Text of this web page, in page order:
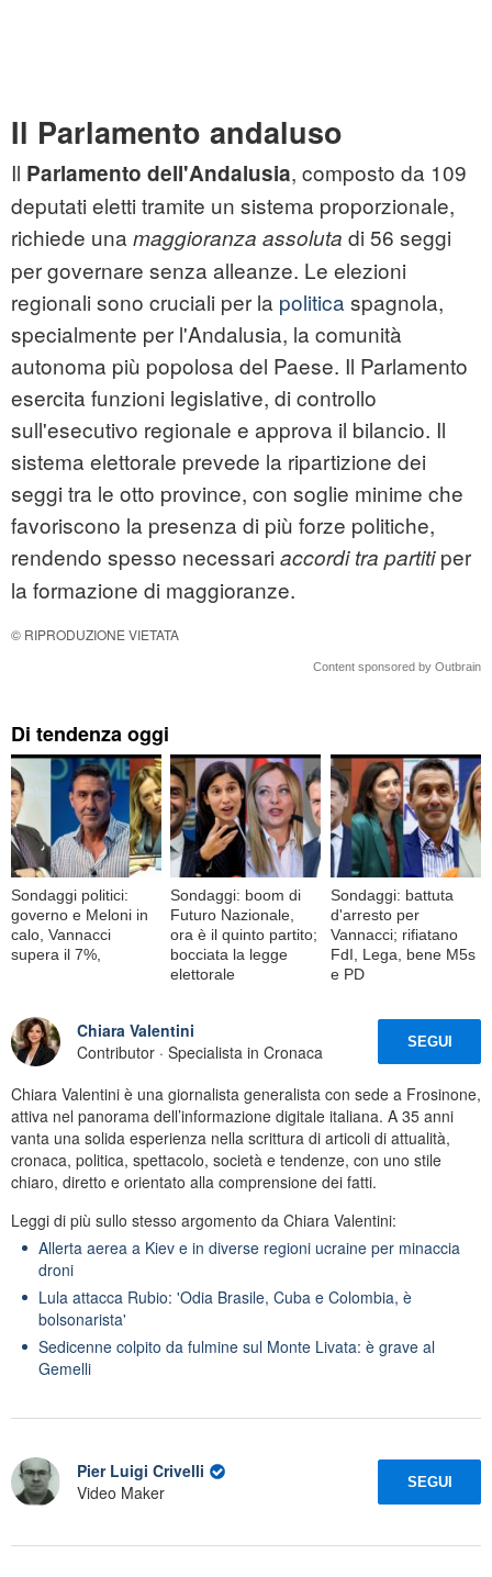
Il Parlamento andaluso
Il Parlamento dell'Andalusia, composto da 109
deputati eletti tramite un sistema proporzionale,
richiede una maggioranza assoluta di 56 seggi
per governare senza alleanze. Le elezioni
regionali sono cruciali per la politica spagnola,
specialmente per l'Andalusia, la comunità
autonoma più popolosa del Paese. Il Parlamento
esercita funzioni legislative, di controllo
sull'esecutivo regionale e approva il bilancio. Il
sistema elettorale prevede la ripartizione dei
seggi tra le otto province, con soglie minime che
favoriscono la presenza di più forze politiche,
rendendo spesso necessari accordi tra partitiper
la formazione di maggioranze.
© RIPRODUZIONE VIETATA
Content sponsored by Outbrain
Di tendenza oggi
Sondaggi politici:
governo e Meloni in
calo, Vannacci
supera il 7%,
Sondaggi: boom di
Futuro Nazionale,
ora è il quinto partito;
bocciata la legge
elettorale
Sondaggi: battuta
d'arresto per
Vannacci; rifiatano
FdI, Lega, bene M5s
e PD
Chiara Valentini
Contributor · Specialista in Cronaca
SEGUI
Chiara Valentini è una giornalista generalista con sede a Frosinone,
attiva nel panorama dell’informazione digitale italiana. A 35 anni
vanta una solida esperienza nella scrittura di articoli di attualità,
cronaca, politica, spettacolo, società e tendenze, con uno stile
chiaro, diretto e orientato alla comprensione dei fatti.
Leggi di più sullo stesso argomento da Chiara Valentini:
Allerta aerea a Kiev e in diverse regioni ucraine per minaccia
droni
Lula attacca Rubio: 'Odia Brasile, Cuba e Colombia, è
bolsonarista'
Sedicenne colpito da fulmine sul Monte Livata: è grave al
Gemelli
Pier Luigi Crivelli
Video Maker
SEGUI